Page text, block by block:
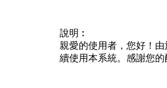
說明︰
親愛的使用者，您好！
續使用本系統。感謝您的